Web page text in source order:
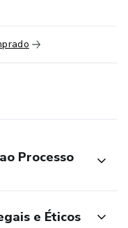
o processo legal,
com expectativas,
esperar antes,
– Tudo o que
Processo
e Éticos